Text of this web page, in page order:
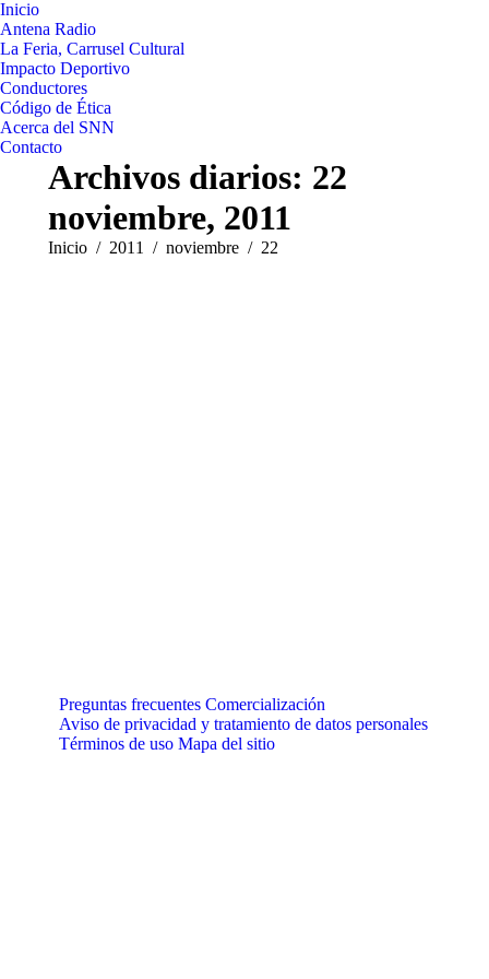
Inicio
Antena Radio
La Feria, Carrusel Cultural
Impacto Deportivo
Conductores
Código de Ética
Acerca del SNN
Contacto
Archivos diarios: 22
noviembre, 2011
Estás aquí:
Inicio 2011 noviembre 22
Preguntas frecuentes Comercialización
Aviso de privacidad y tratamiento de datos personales
Términos de uso Mapa del sitio